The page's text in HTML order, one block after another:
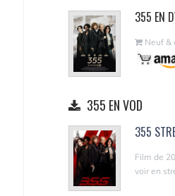
355 EN
Neuf &
355 EN VOD
355
Film de
voir en